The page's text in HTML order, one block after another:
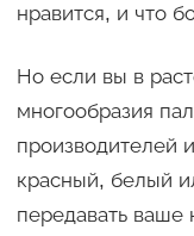
нравится, и что
Но если вы в
многообразия
производителей
красный, белый
передавать ваше